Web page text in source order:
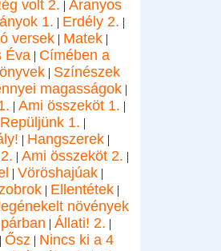
volt 2. | Aranyos
1. | Erdély 2. |
versek| Matek|
Éva| Címében a
| Színészek
magasságok |
| Ami összeköt 1. |
Repüljünk 1. |
| Hangszerek |
| Ami összeköt 2. |
| Vöröshajúak|
| Ellentétek |
növények
| Állati! 2. |
| Ősz | Nincs ki a 4